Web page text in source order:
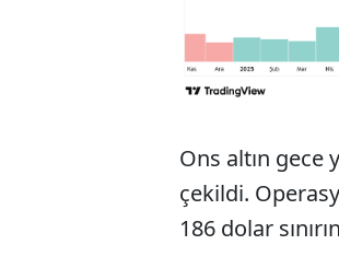
Ons altın gece
çekildi.
186 dolar